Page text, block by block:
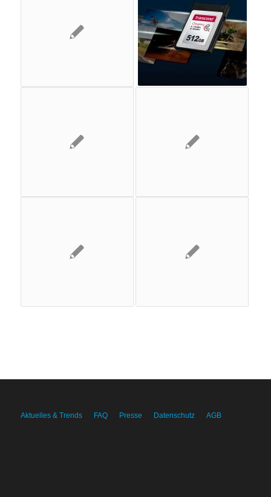
Aktuelles & Trends FAQ Presse Datenschutz AGB